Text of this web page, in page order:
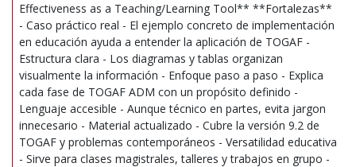
Effectiveness as a Teaching/Learning Tool** **Fortalezas**
- Caso práctico real - El ejemplo concreto de implementación
en educación ayuda a entender la aplicación de TOGAF -
Estructura clara - Los diagramas y tablas organizan
visualmente la información - Enfoque paso a paso - Explica
cada fase de TOGAF ADM con un propósito definido -
Lenguaje accesible - Aunque técnico en partes, evita jargon
innecesario - Material actualizado - Cubre la versión 9.2 de
TOGAF y problemas contemporáneos - Versatilidad educativa
- Sirve para clases magistrales, talleres y trabajos en grupo -